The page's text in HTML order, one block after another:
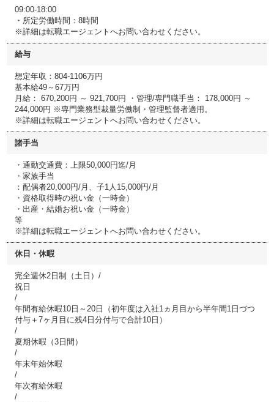
09:00-18:00
・所定労働時間：8時間
※詳細は転職エージェントへお問い合わせください。
給与
想定年収：804-1106万円
基本給49～67万円
月給： 670,200円 ～ 921,700円 ・管理/専門職手当： 178,000円 ～
244,000円 ※専門業務型裁量労働制・管理監督者適用。
※詳細は転職エージェントへお問い合わせください。
諸手当
・通勤交通費：上限50,000円迄/月
・家族手当
：配偶者20,000円/月、子1人15,000円/月
・資格取得時の祝い金（一時金）
・出産・結婚お祝い金（一時金）
等
※詳細は転職エージェントへお問い合わせください。
休日・休暇
完全週休2日制（土日）/
祝日
/
年間有給休暇10日～20日（初年度は入社1ヵ月目から半年間1日づつ
付与＋7ヶ月目に残4日分付与で合計10日）
/
夏期休暇（3日間）
/
年末年始休暇
/
年次有給休暇
/